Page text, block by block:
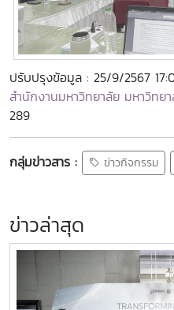
ปรับปรุงข้อมูล : 25/9/2567
สำนักงานมหาวิทยาลัย มหาวิทย
289
กลุ่มข่าวสาร : ข่าวกิจกรรม
ข่าวล่าสุด